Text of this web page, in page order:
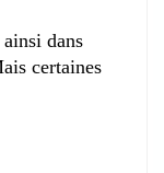
dans
certaines